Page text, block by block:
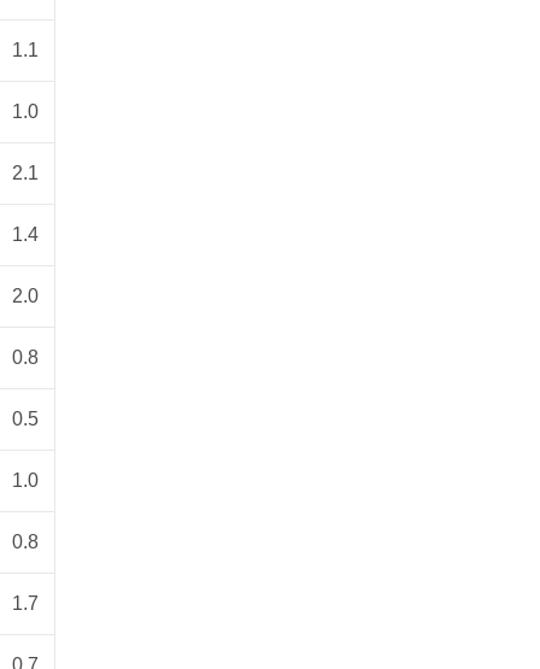
1.1
1.0
2.1
1.4
2.0
0.8
0.5
1.0
0.8
1.7
0.7